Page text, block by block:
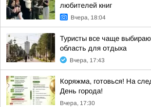
любителей книг
Вчера, 18:04
Туристы все чаще
область для отдыха
Вчера, 17:43
Коряжма, готовься! На
День города!
Вчера, 17:30